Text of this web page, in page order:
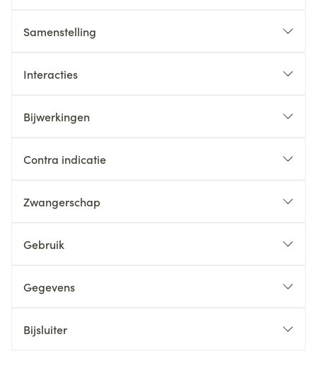
Samenstelling
Interacties
Bijwerkingen
Contra indicatie
Zwangerschap
Gebruik
Gegevens
Bijsluiter